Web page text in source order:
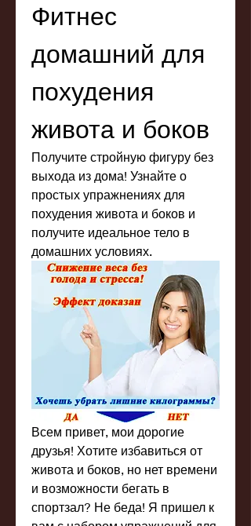
Фитнес
домашний для
похудения
живота и боков
Получите стройную фигуру без
выхода из дома! Узнайте о
простых упражнениях для
похудения живота и боков и
получите идеальное тело в
домашних условиях.
Всем привет, мои дорогие
друзья! Хотите избавиться от
живота и боков, но нет времени
и возможности бегать в
спортзал? Не беда! Я пришел к